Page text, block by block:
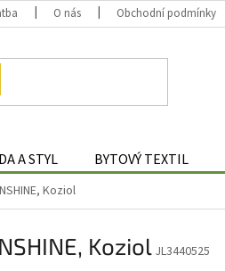
O nás Obchodní podmínky
A STYL BYTOVÝ TEXTIL
Koziol
Koziol JL3440525